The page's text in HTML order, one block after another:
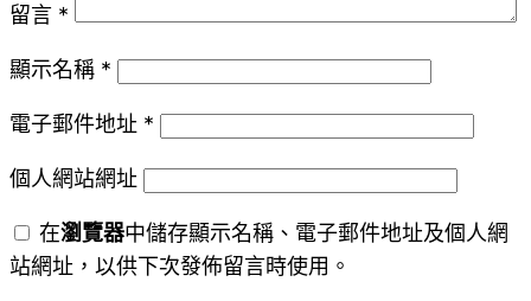
留言 *
顯示名稱 *
電子郵件地址 *
個人網站網址
在瀏覽器中儲存顯示名稱、電子郵件地址及個人網
站網址，以供下次發佈留言時使用。